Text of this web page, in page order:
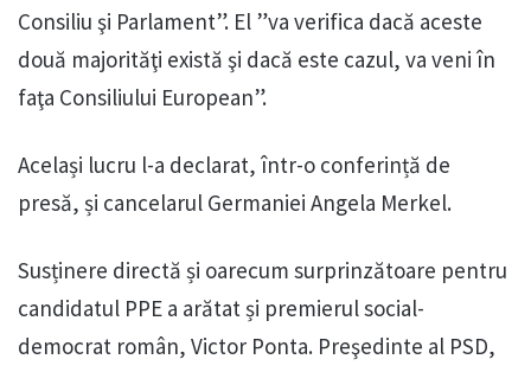
Consiliu şi Parlament”. El ”va verifica dacă aceste
două majorităţi există şi dacă este cazul, va veni în
faţa Consiliului European”.
Același lucru l-a declarat, într-o conferință de
presă, și cancelarul Germaniei Angela Merkel.
Susținere directă și oarecum surprinzătoare pentru
candidatul PPE a arătat și premierul social-
democrat român, Victor Ponta. Preşedinte al PSD,